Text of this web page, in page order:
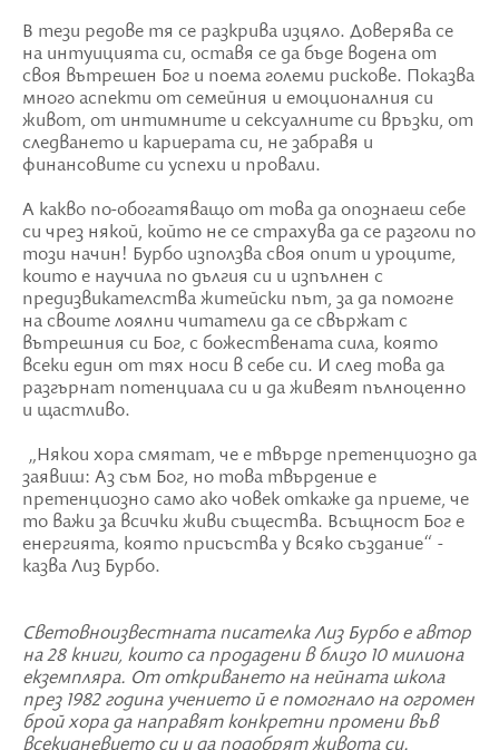
В тези редове тя се разкрива изцяло. Доверява се
на интуицията си, оставя се да бъде водена от
своя вътрешен Бог и поема големи рискове. Показва
много аспекти от семейния и емоционалния си
живот, от интимните и сексуалните си връзки, от
следването и кариерата си, не забравя и
финансовите си успехи и провали.
А какво по-обогатяващо от това да опознаеш себе
си чрез някой, който не се страхува да се разголи по
този начин! Бурбо използва своя опит и уроците,
които е научила по дългия си и изпълнен с
предизвикателства житейски път, за да помогне
на своите лоялни читатели да се свържат с
вътрешния си Бог, с божествената сила, която
всеки един от тях носи в себе си. И след това да
разгърнат потенциала си и да живеят пълноценно
и щастливо.
„Някои хора смятат, че е твърде претенциозно да
заявиш: Аз съм Бог, но това твърдение е
претенциозно само ако човек откаже да приеме, че
то важи за всички живи същества. Всъщност Бог е
енергията, която присъства у всяко създание“ -
казва Лиз Бурбо.
Световноизвестната писателка Лиз Бурбо е автор
на 28 книги, които са продадени в близо 10 милиона
екземпляра. От откриването на нейната школа
през 1982 година учението й е помогнало на огромен
брой хора да направят конкретни промени във
всекидневието си и да подобрят живота си.